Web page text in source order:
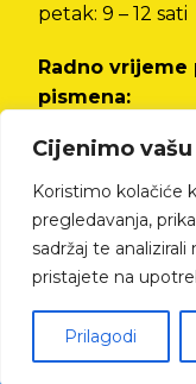
Cijenimo
Koristimo kolačiće
pregledavanja,
sadržaj te
pristajete na
Prilagodi
petak: 9 – 12 sati
Radno vrijeme
pismena:
do 15 sati
Izjava o
© All rights